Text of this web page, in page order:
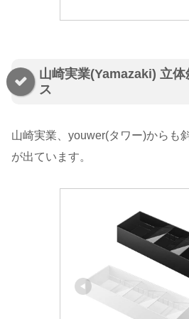
山崎実業(Yamazaki) 立
ス
山崎実業、youwer(タワー)からも
が出ています。